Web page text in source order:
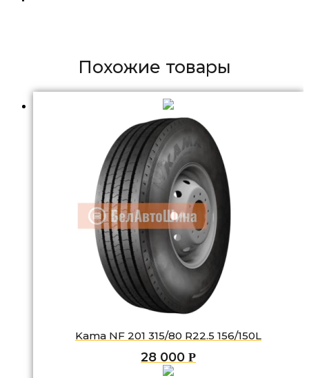
Похожие товары
Kama NF 201 315/80 R22.5 156/150L
28 000 Р